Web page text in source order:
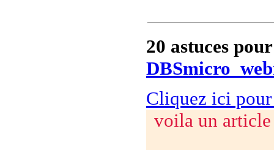
20 astuces
Cliquez ici
voila un article